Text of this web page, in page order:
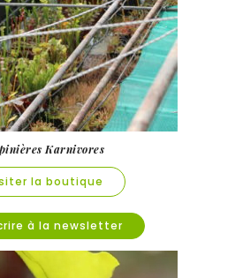
Karnivores
la boutique
à la newsletter